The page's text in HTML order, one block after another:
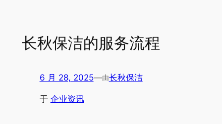
长秋保洁的服务流程
6 月 28, 2025—由长秋保洁
于 企业资讯